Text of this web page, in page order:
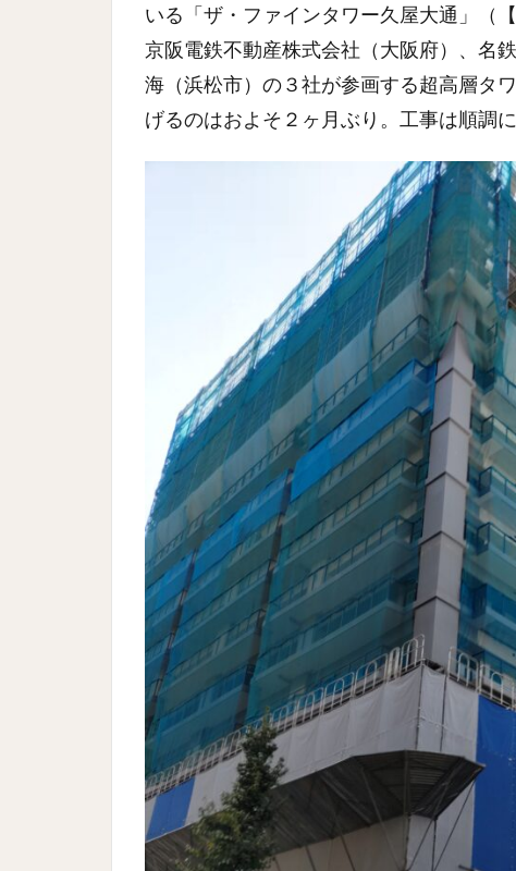
いる「ザ・ファインタワー久屋大通」（
京阪電鉄不動産株式会社（大阪府）、名
海（浜松市）の３社が参画する超高層タ
げるのはおよそ２ヶ月ぶり。工事は順調